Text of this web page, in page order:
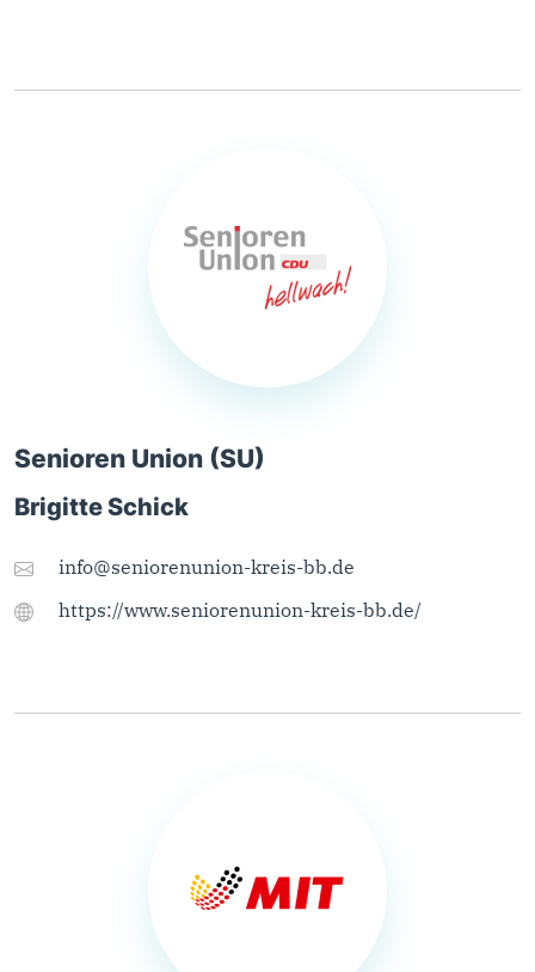
Senioren Union (SU)
Brigitte Schick
info@seniorenunion-kreis-bb.de
https://www.seniorenunion-kreis-bb.de/